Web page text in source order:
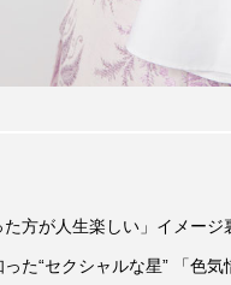
た方が人生楽しい」イメー
た“セクシャルな星” 「色気